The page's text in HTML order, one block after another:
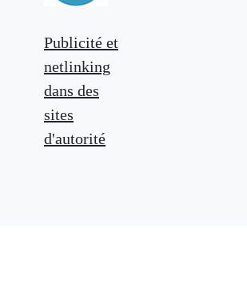
Publicité et
netlinking
dans des
sites
d'autorité